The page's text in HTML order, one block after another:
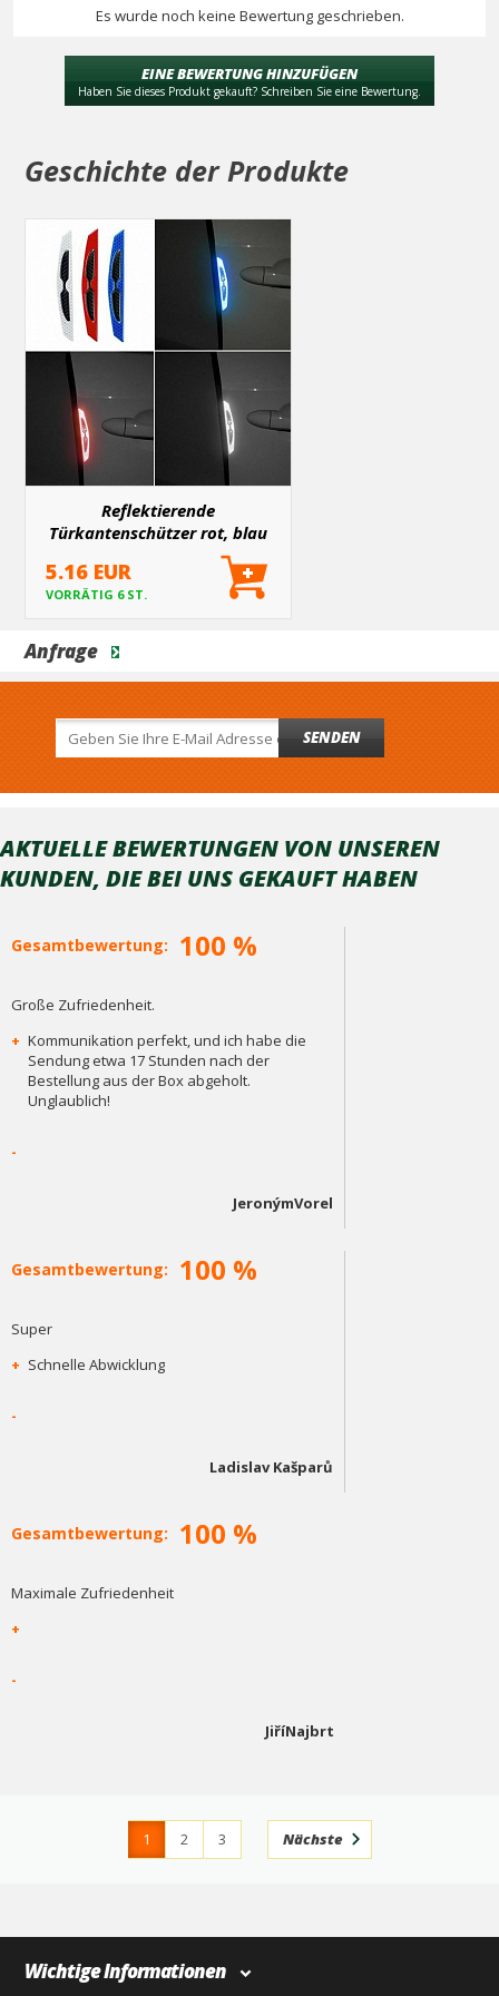
Es wurde noch keine Bewertung geschrieben.
EINE BEWERTUNG HINZUFÜGEN
Haben Sie dieses Produkt gekauft? Schreiben Sie eine Bewertung.
Geschichte der Produkte
Reflektierende
Türkantenschützer rot, blau
5.16 EUR
VORRÄTIG 6 ST.
Anfrage
SENDEN
AKTUELLE BEWERTUNGEN VON UNSEREN
KUNDEN, DIE BEI ​​UNS GEKAUFT HABEN
Gesamtbewertung: 100 %
Große Zufriedenheit.
+ Kommunikation perfekt, und ich habe die
Sendung etwa 17 Stunden nach der
Bestellung aus der Box abgeholt.
Unglaublich!
-
JeronýmVorel
Gesamtbewertung: 100 %
Super
+ Schnelle Abwicklung
-
Ladislav Kašparů
Gesamtbewertung: 100 %
Maximale Zufriedenheit
+
-
JiříNajbrt
1 2
3
Nächste
Wichtige Informationen